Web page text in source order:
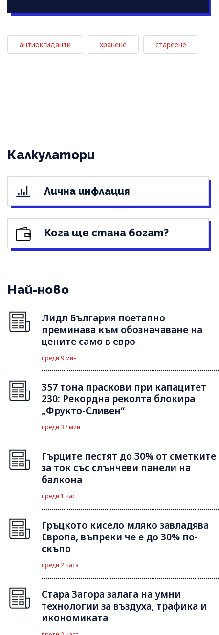
антиоксиданти хранене стареене
Калкулатори
Лична инфлация
Кога ще стана богат?
Най-ново
Лидл България поетапно
преминава към обозначаване на
цените само в евро
преди 9 мин
357 тона праскови при капацитет
230: Рекордна реколта блокира
„Фрукто-Сливен“
преди 37 мин
Гърците пестят до 30% от сметките
за ток със слънчеви панели на
балкона
преди 1 час
Гръцкото кисело мляко завладява
Европа, въпреки че е до 30% по-
скъпо
преди 2 часа
Стара Загора залага на умни
технологии за въздуха, трафика и
икономиката